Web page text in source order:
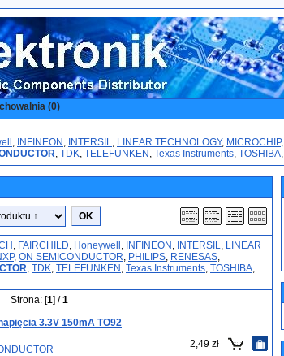
(0)
, INFINEON , INTERSIL, LINEAR TECHNOLOGY, MICROCHIP,
, TDK, TELEFUNKEN , Texas Instruments, TOSHIBA,
, FAIRCHILD, Honeywell , INFINEON , INTERSIL, LINEAR
, ON SEMICONDUCTOR, PHILIPS, RENESAS,
, TDK, TELEFUNKEN , Texas Instruments, TOSHIBA,
Strona: [1] /1
3.3V 150mA TO92
2,49 zł